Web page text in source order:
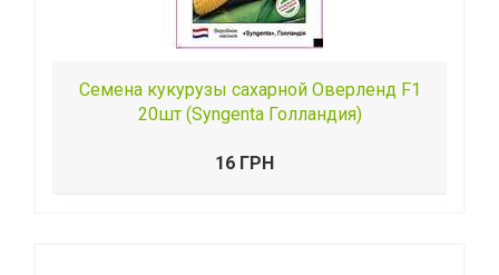
Семена кукурузы сахарной Оверленд F1
20шт (Syngenta Голландия)
16 ГРН